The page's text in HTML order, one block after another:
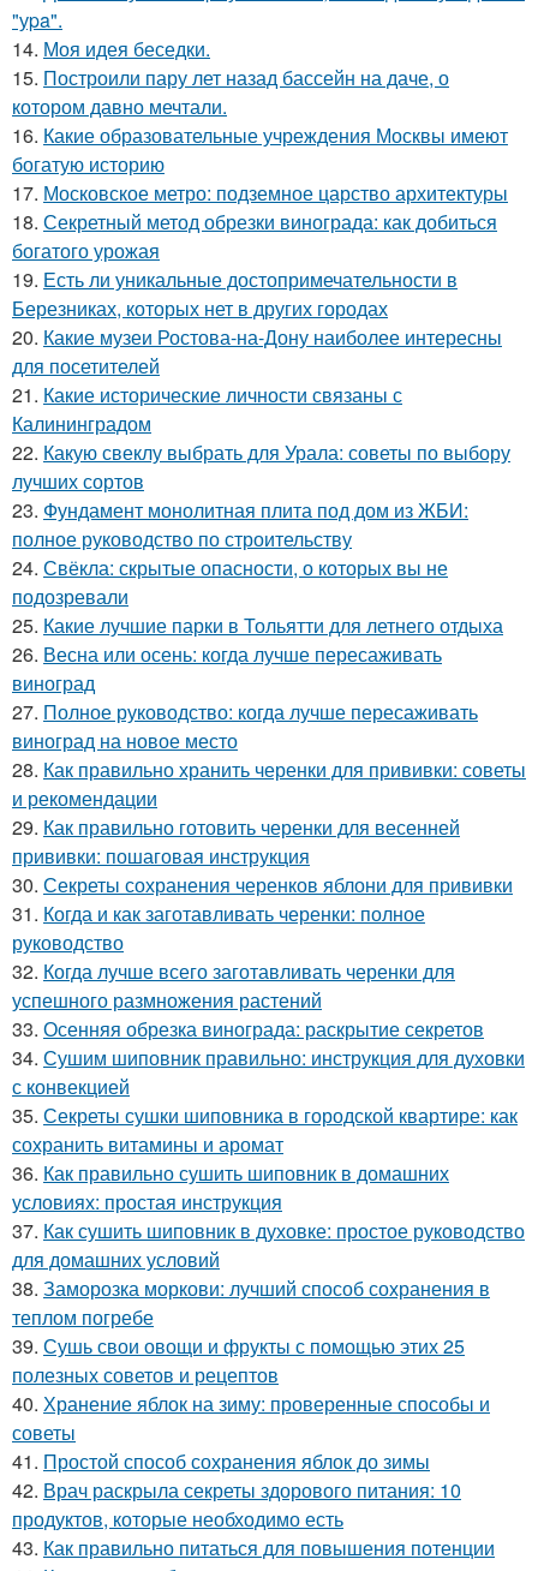
"уpa".
14. Моя идея беседки.
15. Построили пару лет назад бассейн на даче, о
котором давно мечтали.
16. Какие образовательные учреждения Москвы имеют
богатую историю
17. Московское метро: подземное царство архитектуры
18. Секретный метод обрезки винограда: как добиться
богатого урожая
19. Есть ли уникальные достопримечательности в
Березниках, которых нет в других городах
20. Какие музеи Ростова-на-Дону наиболее интересны
для посетителей
21. Какие исторические личности связаны с
Калининградом
22. Какую свеклу выбрать для Урала: советы по выбору
лучших сортов
23. Фундамент монолитная плита под дом из ЖБИ:
полное руководство по строительству
24. Свёкла: скрытые опасности, о которых вы не
подозревали
25. Какие лучшие парки в Тольятти для летнего отдыха
26. Весна или осень: когда лучше пересаживать
виноград
27. Полное руководство: когда лучше пересаживать
виноград на новое место
28. Как правильно хранить черенки для прививки: советы
и рекомендации
29. Как правильно готовить черенки для весенней
прививки: пошаговая инструкция
30. Секреты сохранения черенков яблони для прививки
31. Когда и как заготавливать черенки: полное
руководство
32. Когда лучше всего заготавливать черенки для
успешного размножения растений
33. Осенняя обрезка винограда: раскрытие секретов
34. Сушим шиповник правильно: инструкция для духовки
с конвекцией
35. Секреты сушки шиповника в городской квартире: как
сохранить витамины и аромат
36. Как правильно сушить шиповник в домашних
условиях: простая инструкция
37. Как сушить шиповник в духовке: простое руководство
для домашних условий
38. Заморозка моркови: лучший способ сохранения в
теплом погребе
39. Сушь свои овощи и фрукты с помощью этих 25
полезных советов и рецептов
40. Хранение яблок на зиму: проверенные способы и
советы
41. Простой способ сохранения яблок до зимы
42. Врач раскрыла секреты здорового питания: 10
продуктов, которые необходимо есть
43. Как правильно питаться для повышения потенции